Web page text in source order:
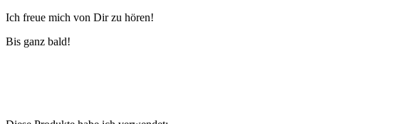
Ich freue mich von Dir zu hören!
Bis ganz bald!